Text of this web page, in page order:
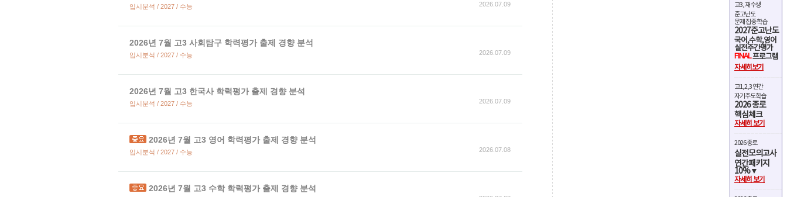
고3, 재수생
준고난도
문제 집중 학습
2027준고난도
국어,수학,영어
실전주간평가
FINAL프로그램
자세히보기
고1,2,3 연간
자기주도학습
2026 종로
핵심체크
자세히 보기
2026 종로
실전모의고사
연간패키지
10%▼
자세히 보기
입시분석 / 2027 / 수능 2026.07.09
2026년 7월 고3 사회탐구 학력평가 출제 경향 분석
입시분석 / 2027 / 수능 2026.07.09
2026년 7월 고3 한국사 학력평가 출제 경향 분석
입시분석 / 2027 / 수능 2026.07.09
2026년 7월 고3 영어 학력평가 출제 경향 분석
입시분석 / 2027 / 수능 2026.07.08
2026년 7월 고3 수학 학력평가 출제 경향 분석